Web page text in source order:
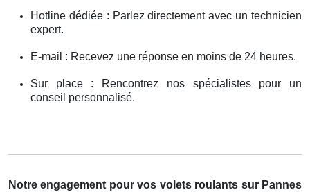
Hotline dédiée : Parlez directement avec un technicien
expert.
E-mail : Recevez une réponse en moins de 24 heures.
Sur place : Rencontrez nos spécialistes pour un
conseil personnalisé.
Notre engagement pour vos volets roulants sur Pannes